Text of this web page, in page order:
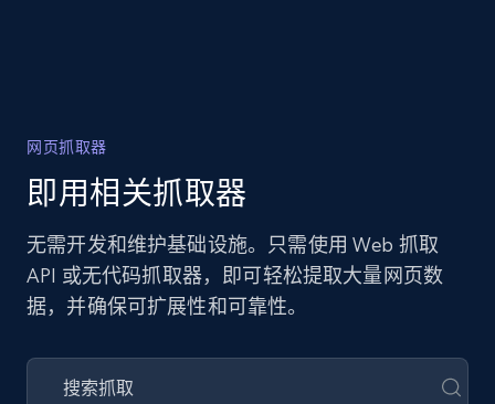
网页抓取器
即用相关抓取器
无需开发和维护基础设施。只需使用 Web 抓取
API 或无代码抓取器，即可轻松提取大量网页数
据，并确保可扩展性和可靠性。